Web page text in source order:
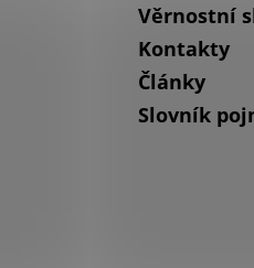
Věrnostní
Kontakty
Články
Slovník